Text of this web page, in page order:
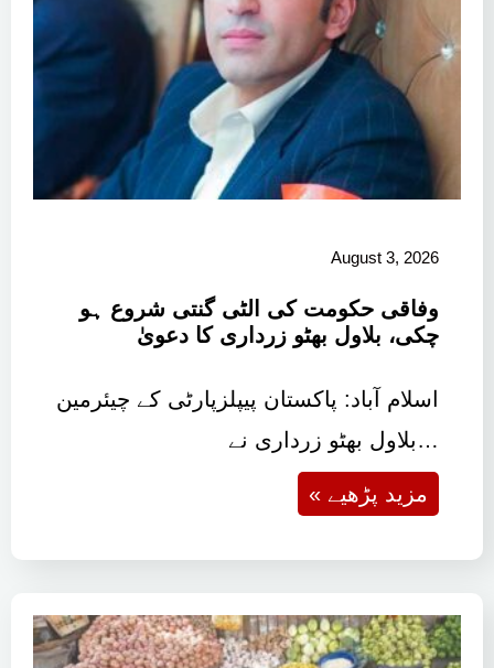
August 3, 2026
وفاقی حکومت کی الٹی گنتی شروع ہو
چکی، بلاول بھٹو زرداری کا دعویٰ
اسلام آباد: پاکستان پیپلزپارٹی کے چیئرمین
بلاول بھٹو زرداری نے…
« مزید پڑھیے